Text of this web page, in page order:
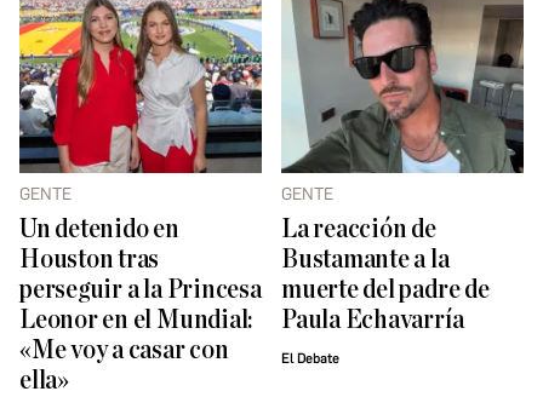
GENTE
Un detenido en
Houston tras
perseguir a la Princesa
Leonor en el Mundial:
«Me voy a casar con
ella»
GENTE
La reacción de
Bustamante a la
muerte del padre de
Paula Echavarría
El Debate